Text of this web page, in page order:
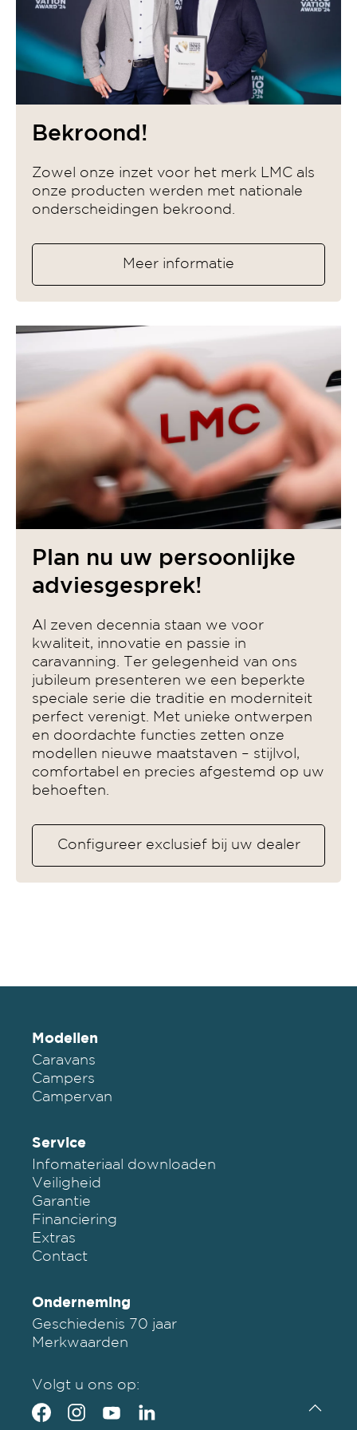
Bekroond!
Zowel onze inzet voor het merk LMC als
onze producten werden met nationale
onderscheidingen bekroond.
Meer informatie
Plan nu uw persoonlijke
adviesgesprek!
Al zeven decennia staan we voor
kwaliteit, innovatie en passie in
caravanning. Ter gelegenheid van ons
jubileum presenteren we een beperkte
speciale serie die traditie en moderniteit
perfect verenigt. Met unieke ontwerpen
en doordachte functies zetten onze
modellen nieuwe maatstaven – stijlvol,
comfortabel en precies afgestemd op uw
behoeften.
Configureer exclusief bij uw dealer
Modellen
Caravans
Campers
Campervan
Service
Infomateriaal downloaden
Veiligheid
Garantie
Financiering
Extras
Contact
Onderneming
Geschiedenis 70 jaar
Merkwaarden
Volgt u ons op: